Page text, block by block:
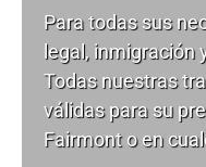
Para todas sus
legal, inmigración
Todas nuestras
válidas para su
Fairmont o en